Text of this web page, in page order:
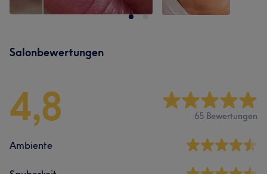
Salonbewertungen
4,8 65 Bewertungen
Ambiente